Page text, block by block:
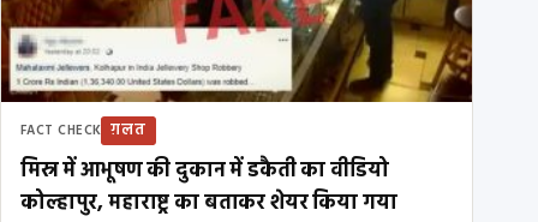
FACT CHECK ग़लत
मिस्र में आभूषण की दुकान में डकैती का वीडियो
कोल्हापुर, महाराष्ट्र का बताकर शेयर किया गया